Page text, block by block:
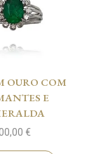
OURO COM
E
€